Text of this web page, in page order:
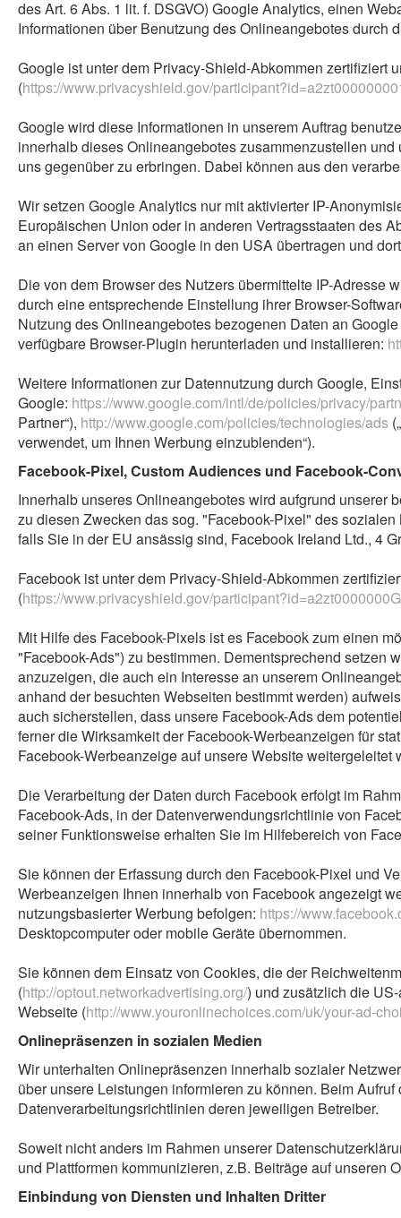
des Art. 6 Abs. 1 lit. f. DSGVO) Google Analytics, einen
Informationen über Benutzung des Onlineangebotes
Google ist unter dem Privacy-Shield-Abkommen zertifiziert
(https://www.privacyshield.gov/
Google wird diese Informationen in unserem Auftrag
innerhalb dieses Onlineangebotes zusammenzustellen
uns gegenüber zu erbringen. Dabei können aus den
Wir setzen Google Analytics nur mit aktivierter IP-
Europäischen Union oder in anderen Vertragsstaaten des
an einen Server von Google in den USA übertragen und
Die von dem Browser des Nutzers übermittelte IP-Adresse
durch eine entsprechende Einstellung ihrer Browser-
Nutzung des Onlineangebotes bezogenen Daten an
verfügbare Browser-Plugin herunterladen und installieren:
Weitere Informationen zur Datennutzung durch Google,
Google: https://www.google.com/intl/de/policies/privacy/
Partner“), http://www.google.com/policies/technologies/ads
verwendet, um Ihnen Werbung einzublenden“).
Facebook-Pixel, Custom Audiences und Facebook-
Innerhalb unseres Onlineangebotes wird aufgrund unserer
zu diesen Zwecken das sog. "Facebook-Pixel" des
falls Sie in der EU ansässig sind, Facebook Ireland Ltd., 4
Facebook ist unter dem Privacy-Shield-Abkommen
(https://www.privacyshield.gov/
Mit Hilfe des Facebook-Pixels ist es Facebook zum einen
"Facebook-Ads") zu bestimmen. Dementsprechend setzen
anzuzeigen, die auch ein Interesse an unserem
anhand der besuchten Webseiten bestimmt werden)
auch sicherstellen, dass unsere Facebook-Ads dem
ferner die Wirksamkeit der Facebook-Werbeanzeigen für
Facebook-Werbeanzeige auf unsere Website weitergeleitet
Die Verarbeitung der Daten durch Facebook erfolgt im
Facebook-Ads, in der Datenverwendungsrichtlinie von
seiner Funktionsweise erhalten Sie im Hilfebereich von
Sie können der Erfassung durch den Facebook-Pixel und
Werbeanzeigen Ihnen innerhalb von Facebook angezeigt
nutzungsbasierter Werbung befolgen: https://
Desktopcomputer oder mobile Geräte übernommen.
Sie können dem Einsatz von Cookies, die der
(http://optout.networkadvertising.org/) und zusätzlich die
Webseite (http://www.youronlinechoices.com/uk/your-ad-
Onlinepräsenzen in sozialen Medien
Wir unterhalten Onlinepräsenzen innerhalb sozialer
über unsere Leistungen informieren zu können. Beim
Datenverarbeitungsrichtlinien deren jeweiligen Betreiber.
Soweit nicht anders im Rahmen unserer
und Plattformen kommunizieren, z.B. Beiträge auf unseren
Einbindung von Diensten und Inhalten Dritter